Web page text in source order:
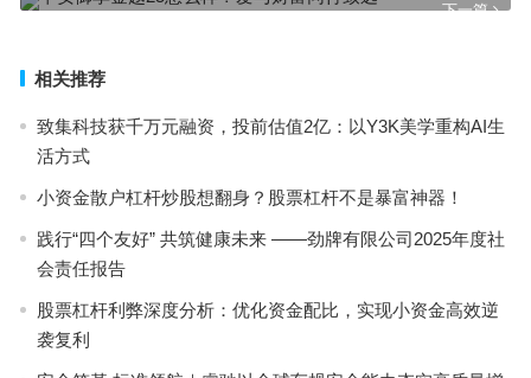
下一篇
相关推荐
致集科技获千万元融资，投前估值2亿：以Y3K美学重构AI生
活方式
小资金散户杠杆炒股想翻身？股票杠杆不是暴富神器！
践行“四个友好” 共筑健康未来 ——劲牌有限公司2025年度社
会责任报告
股票杠杆利弊深度分析：优化资金配比，实现小资金高效逆
袭复利